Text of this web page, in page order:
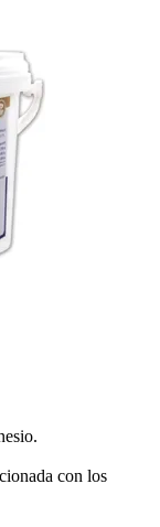
con los